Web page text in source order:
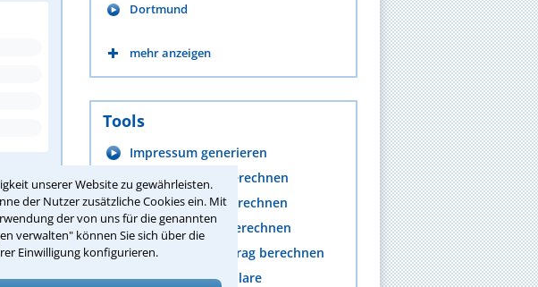
unserer Website zu gewährleisten.
der Nutzer zusätzliche Cookies ein. Mit
der von uns für die genannten
verwalten" können Sie sich über die
Einwilligung konfigurieren.
Dortmund
mehr anzeigen
Tools
Impressum generieren
Anwaltskosten berechnen
Prozesskosten berechnen
Gerichtskosten berechnen
Pfändungsfreibetrag berechnen
Interaktive Formulare